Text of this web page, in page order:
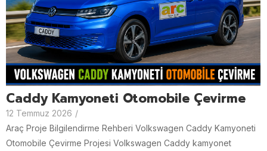
Caddy Kamyoneti Otomobile Çevirme
12 Temmuz 2026 /
Araç Proje Bilgilendirme Rehberi Volkswagen Caddy Kamyoneti
Otomobile Çevirme Projesi Volkswagen Caddy kamyonet